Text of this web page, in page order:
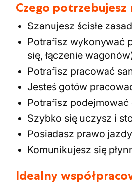
Czego
Szanujesz ścisłe
Potrafisz wykonywać
się, łączenie wagonów)
Potrafisz pracować
Jesteś gotów
Potrafisz
Szybko się uczysz i
Posiadasz prawo
Komunikujesz się
Idealny